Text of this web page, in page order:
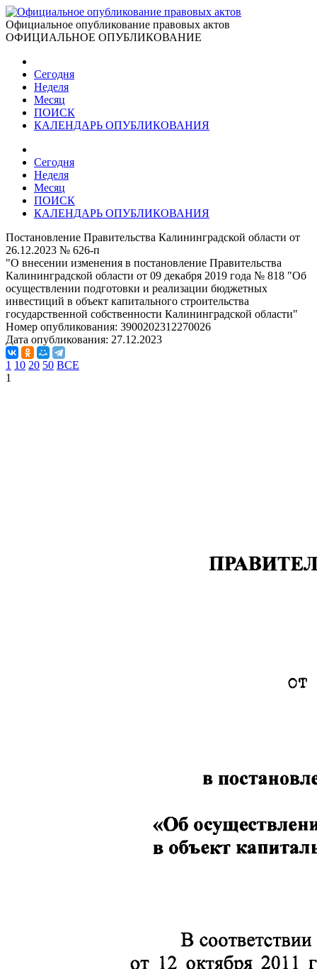
Официальное опубликование правовых актов
ОФИЦИАЛЬНОЕ ОПУБЛИКОВАНИЕ
Сегодня
Неделя
Месяц
ПОИСК
КАЛЕНДАРЬ ОПУБЛИКОВАНИЯ
Сегодня
Неделя
Месяц
ПОИСК
КАЛЕНДАРЬ ОПУБЛИКОВАНИЯ
Постановление Правительства Калининградской области от
26.12.2023 № 626-п
"О внесении изменения в постановление Правительства
Калининградской области от 09 декабря 2019 года № 818 "Об
осуществлении подготовки и реализации бюджетных
инвестиций в объект капитального строительства
государственной собственности Калининградской области"
Номер опубликования: 3900202312270026
Дата опубликования: 27.12.2023
1 10 20 50 ВСЕ
1